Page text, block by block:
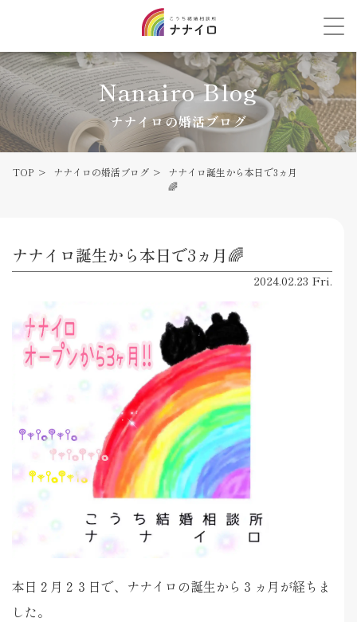
Nanairo Blog
ナナイロの婚活ブログ
TOP ナナイロの婚活ブログ
ナナイロ誕生から本日で3ヵ月
🌈
ナナイロ誕生から本日で3ヵ月🌈
2024.02.23 Fri.
本日２月２３日で、ナナイロの誕生から３ヵ月が経ちま
した。